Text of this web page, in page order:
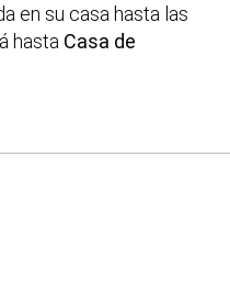
en su casa hasta las
hasta Casa de